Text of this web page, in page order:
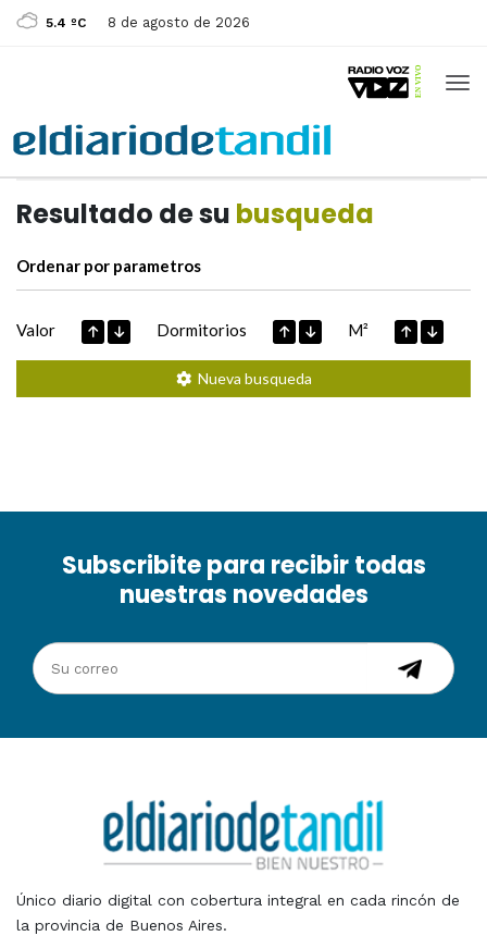
5.4 ºC 8 de agosto de 2026
Resultado de su busqueda
Ordenar por parametros
Valor Dormitorios M²
Nueva busqueda
Subscribite para recibir todas
nuestras novedades
Único diario digital con cobertura integral en cada rincón de
la provincia de Buenos Aires.